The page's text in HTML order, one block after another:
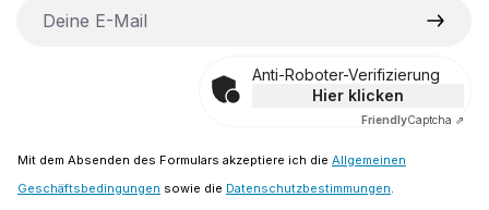
Anti-Roboter-Verifizierung
Hier klicken
FriendlyCaptcha ⇗
Mit dem Absenden des Formulars akzeptiere ich die Allgemeinen
Geschäftsbedingungen sowie die Datenschutzbestimmungen